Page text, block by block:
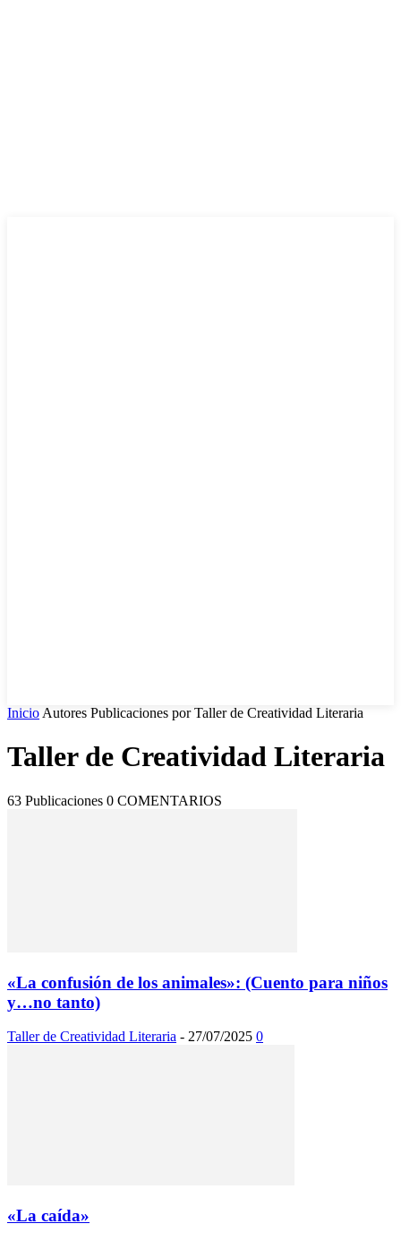
Inicio Autores Publicaciones por Taller de Creatividad Literaria
Taller de Creatividad Literaria
63 Publicaciones 0 COMENTARIOS
«La confusión de los animales»: (Cuento para niños
y…no tanto)
Taller de Creatividad Literaria - 27/07/2025 0
«La caída»